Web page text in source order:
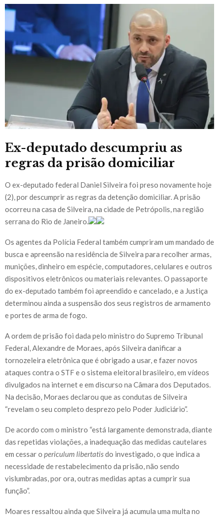
Ex-deputado descumpriu as
regras da prisão domiciliar
O ex-deputado federal Daniel Silveira foi preso novamente hoje
(2), por descumprir as regras da detenção domiciliar. A prisão
ocorreu na casa de Silveira, na cidade de Petrópolis, na região
serrana do Rio de Janeiro.
Os agentes da Polícia Federal também cumpriram um mandado de
busca e apreensão na residência de Silveira para recolher armas,
munições, dinheiro em espécie, computadores, celulares e outros
dispositivos eletrônicos ou materiais relevantes. O passaporte
do ex-deputado também foi apreendido e cancelado, e a Justiça
determinou ainda a suspensão dos seus registros de armamento
e portes de arma de fogo.
A ordem de prisão foi dada pelo ministro do Supremo Tribunal
Federal, Alexandre de Moraes, após Silveira danificar a
tornozeleira eletrônica que é obrigado a usar, e fazer novos
ataques contra o STF e o sistema eleitoral brasileiro, em vídeos
divulgados na internet e em discurso na Câmara dos Deputados.
Na decisão, Moraes declarou que as condutas de Silveira
“revelam o seu completo desprezo pelo Poder Judiciário”.
De acordo com o ministro “está largamente demonstrada, diante
das repetidas violações, a inadequação das medidas cautelares
em cessar o periculum libertatisdo investigado, o que indica a
necessidade de restabelecimento da prisão, não sendo
vislumbradas, por ora, outras medidas aptas a cumprir sua
função”.
Moares ressaltou ainda que Silveira já acumula uma multa no